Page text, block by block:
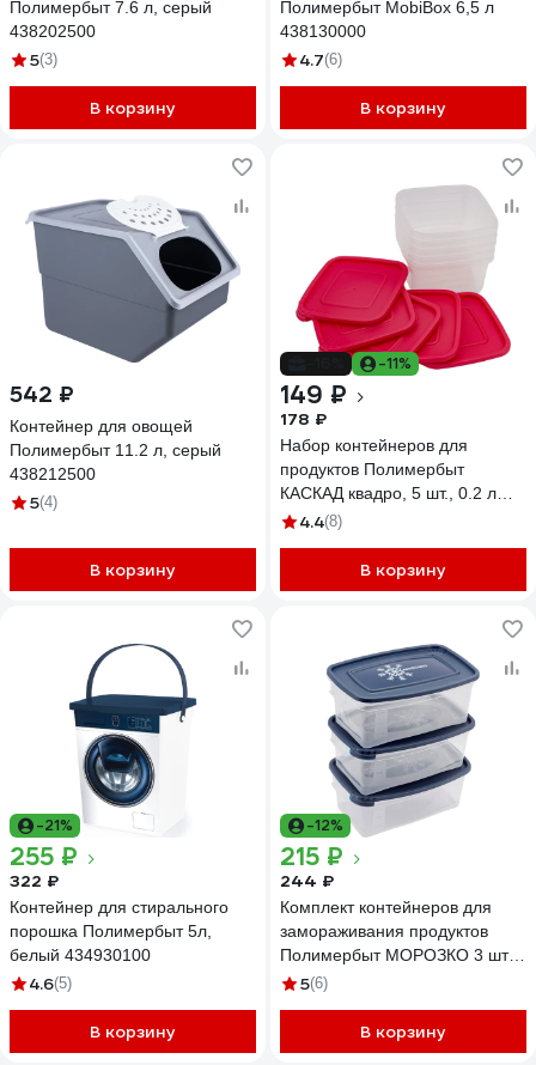
Полимербыт 7.6 л, серый
438202500
5(3)
В корзину
Полимербыт MobiBox 6,5 л
438130000
4.7(6)
В корзину
542 ₽
Контейнер для овощей
Полимербыт 11.2 л, серый
438212500
5(4)
В корзину
-11%
149 ₽
178 ₽
Набор контейнеров для
продуктов Полимербыт
КАСКАД квадро, 5 шт., 0.2 л
436790500
4.4(8)
В корзину
-21%
255 ₽
322 ₽
Контейнер для стирального
порошка Полимербыт 5л,
белый 434930100
4.6(5)
В корзину
-12%
215 ₽
244 ₽
Комплект контейнеров для
замораживания продуктов
Полимербыт МОРОЗКО 3 шт, 1
л, прямоугольный 435703600
5(6)
В корзину